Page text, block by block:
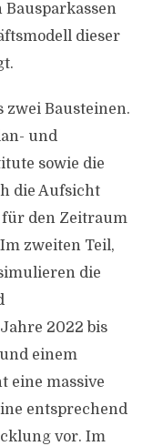
Bausparkassen
dieser
zwei Bausteinen.
und
sowie die
die Aufsicht
für den Zeitraum
zweiten Teil,
die
2022 bis
einem
eine massive
entsprechend
vor. Im